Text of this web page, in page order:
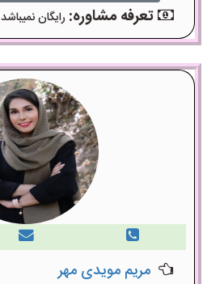
تعرفه مشاوره: رایگان نمیباشد
مریم مویدی مهر